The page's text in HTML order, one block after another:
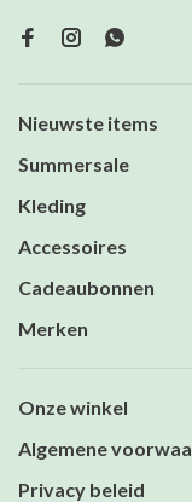
Nieuwste items
Summersale
Kleding
Accessoires
Cadeaubonnen
Merken
Onze winkel
Algemene
Privacy beleid